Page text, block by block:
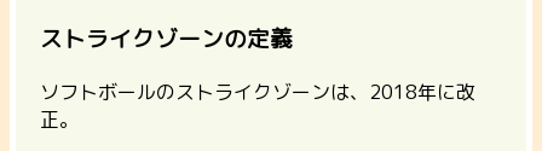
ストライクゾーンの定義
ソフトボールのストライクゾーンは、2018年に改
正。